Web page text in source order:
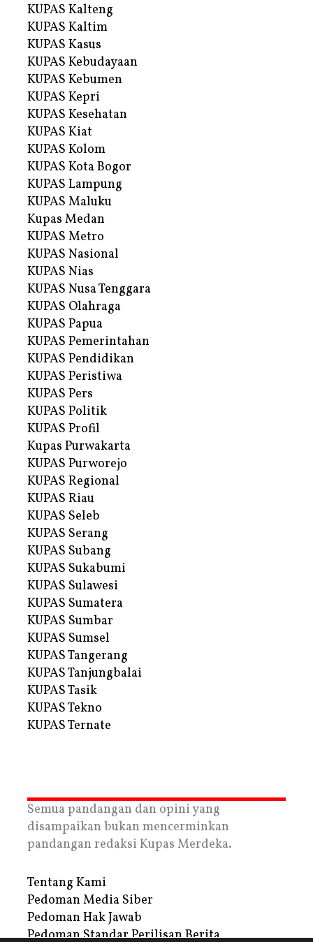
KUPAS Kalteng
KUPAS Kaltim
KUPAS Kasus
KUPAS Kebudayaan
KUPAS Kebumen
KUPAS Kepri
KUPAS Kesehatan
KUPAS Kiat
KUPAS Kolom
KUPAS Kota Bogor
KUPAS Lampung
KUPAS Maluku
Kupas Medan
KUPAS Metro
KUPAS Nasional
KUPAS Nias
KUPAS Nusa Tenggara
KUPAS Olahraga
KUPAS Papua
KUPAS Pemerintahan
KUPAS Pendidikan
KUPAS Peristiwa
KUPAS Pers
KUPAS Politik
KUPAS Profil
Kupas Purwakarta
KUPAS Purworejo
KUPAS Regional
KUPAS Riau
KUPAS Seleb
KUPAS Serang
KUPAS Subang
KUPAS Sukabumi
KUPAS Sulawesi
KUPAS Sumatera
KUPAS Sumbar
KUPAS Sumsel
KUPAS Tangerang
KUPAS Tanjungbalai
KUPAS Tasik
KUPAS Tekno
KUPAS Ternate
Semua pandangan dan opini yang
disampaikan bukan mencerminkan
pandangan redaksi Kupas Merdeka.
Tentang Kami
Pedoman Media Siber
Pedoman Hak Jawab
Pedoman Standar Perilisan Berita